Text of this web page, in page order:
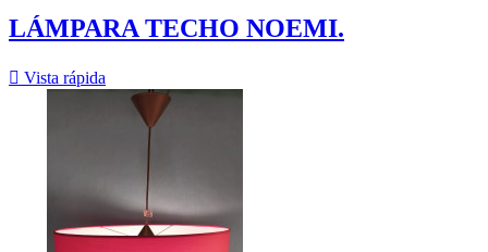
LÁMPARA TECHO NOEMI.
 Vista rápida